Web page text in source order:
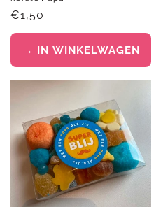
Normale
prijs
€1,50
→ IN WINKELWAGEN